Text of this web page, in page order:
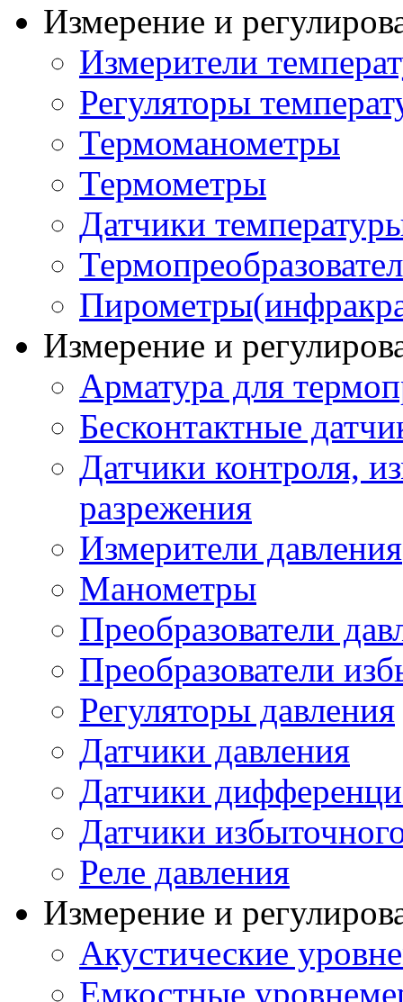
Измерение и
Измерители
Регуляторы
Термоманометры
Термометры
Датчики
Измерение и
Арматура для
Бесконтактные
Датчики контроля,
разрежения
Измерители давления
Манометры
Преобразователи
Преобразователи
Регуляторы давления
Датчики давления
Датчики
Датчики
Реле давления
Измерение и
Акустические
Емкостные